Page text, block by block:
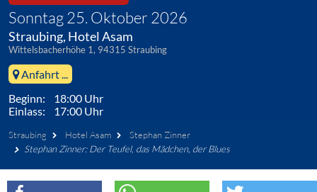
Sonntag 25. Oktober 2026
Straubing, Hotel Asam
Wittelsbacherhöhe 1, 94315 Straubing
Anfahrt ...
Beginn: 18:00 Uhr
Einlass: 17:00 Uhr
Straubing Hotel Asam
Stephan Zinner
Stephan Zinner: Der Teufel, das Mädchen, der Blues